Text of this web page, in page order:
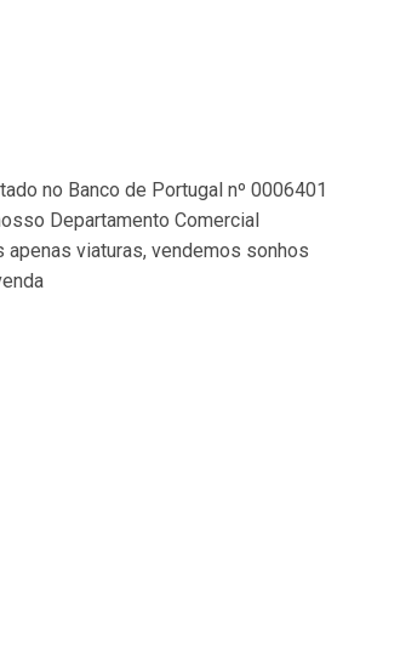
no Banco de Portugal nº 0006401
Departamento Comercial
viaturas, vendemos sonhos